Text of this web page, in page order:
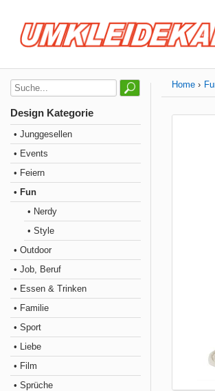
Design Kategorie
• Junggesellen
• Events
• Feiern
• Fun
• Nerdy
• Style
• Outdoor
• Job, Beruf
• Essen & Trinken
• Familie
• Sport
• Liebe
• Film
• Sprüche
Home